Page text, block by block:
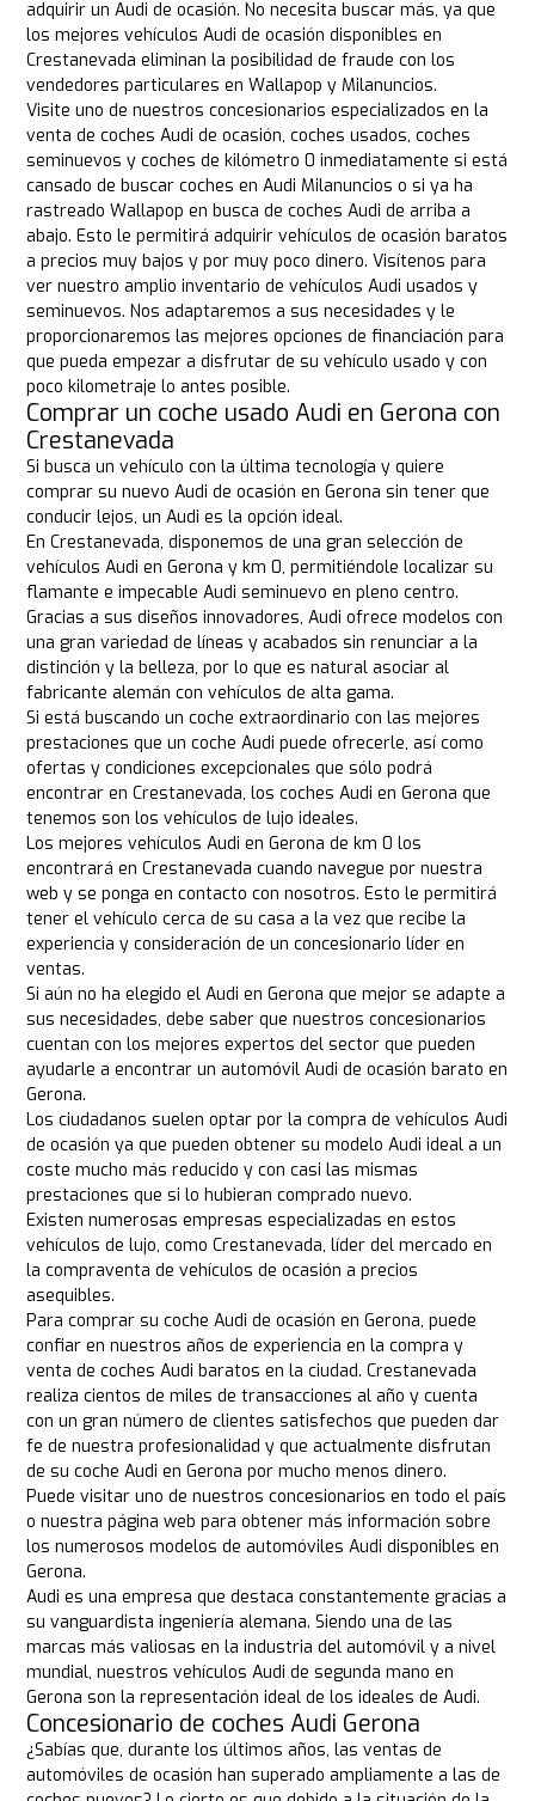
adquirir un Audi de ocasión. No necesita buscar más, ya que
los mejores vehículos Audi de ocasión disponibles en
Crestanevada eliminan la posibilidad de fraude con los
vendedores particulares en Wallapop y Milanuncios.
Visite uno de nuestros concesionarios especializados en la
venta de coches Audi de ocasión, coches usados, coches
seminuevos y coches de kilómetro 0 inmediatamente si está
cansado de buscar coches en Audi Milanuncios o si ya ha
rastreado Wallapop en busca de coches Audi de arriba a
abajo. Esto le permitirá adquirir vehículos de ocasión baratos
a precios muy bajos y por muy poco dinero. Visítenos para
ver nuestro amplio inventario de vehículos Audi usados y
seminuevos. Nos adaptaremos a sus necesidades y le
proporcionaremos las mejores opciones de financiación para
que pueda empezar a disfrutar de su vehículo usado y con
poco kilometraje lo antes posible.
Comprar un coche usado Audi en Gerona con
Crestanevada
Si busca un vehículo con la última tecnología y quiere
comprar su nuevo Audi de ocasión en Gerona sin tener que
conducir lejos, un Audi es la opción ideal.
En Crestanevada, disponemos de una gran selección de
vehículos Audi en Gerona y km 0, permitiéndole localizar su
flamante e impecable Audi seminuevo en pleno centro.
Gracias a sus diseños innovadores, Audi ofrece modelos con
una gran variedad de líneas y acabados sin renunciar a la
distinción y la belleza, por lo que es natural asociar al
fabricante alemán con vehículos de alta gama.
Si está buscando un coche extraordinario con las mejores
prestaciones que un coche Audi puede ofrecerle, así como
ofertas y condiciones excepcionales que sólo podrá
encontrar en Crestanevada, los coches Audi en Gerona que
tenemos son los vehículos de lujo ideales.
Los mejores vehículos Audi en Gerona de km 0 los
encontrará en Crestanevada cuando navegue por nuestra
web y se ponga en contacto con nosotros. Esto le permitirá
tener el vehículo cerca de su casa a la vez que recibe la
experiencia y consideración de un concesionario líder en
ventas.
Si aún no ha elegido el Audi en Gerona que mejor se adapte a
sus necesidades, debe saber que nuestros concesionarios
cuentan con los mejores expertos del sector que pueden
ayudarle a encontrar un automóvil Audi de ocasión barato en
Gerona.
Los ciudadanos suelen optar por la compra de vehículos Audi
de ocasión ya que pueden obtener su modelo Audi ideal a un
coste mucho más reducido y con casi las mismas
prestaciones que si lo hubieran comprado nuevo.
Existen numerosas empresas especializadas en estos
vehículos de lujo, como Crestanevada, líder del mercado en
la compraventa de vehículos de ocasión a precios
asequibles.
Para comprar su coche Audi de ocasión en Gerona, puede
confiar en nuestros años de experiencia en la compra y
venta de coches Audi baratos en la ciudad. Crestanevada
realiza cientos de miles de transacciones al año y cuenta
con un gran número de clientes satisfechos que pueden dar
fe de nuestra profesionalidad y que actualmente disfrutan
de su coche Audi en Gerona por mucho menos dinero.
Puede visitar uno de nuestros concesionarios en todo el país
o nuestra página web para obtener más información sobre
los numerosos modelos de automóviles Audi disponibles en
Gerona.
Audi es una empresa que destaca constantemente gracias a
su vanguardista ingeniería alemana. Siendo una de las
marcas más valiosas en la industria del automóvil y a nivel
mundial, nuestros vehículos Audi de segunda mano en
Gerona son la representación ideal de los ideales de Audi.
Concesionario de coches Audi Gerona
¿Sabías que, durante los últimos años, las ventas de
automóviles de ocasión han superado ampliamente a las de